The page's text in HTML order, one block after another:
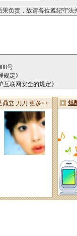
负责，故请各位遵纪守法
号
定》
联网安全的规定》